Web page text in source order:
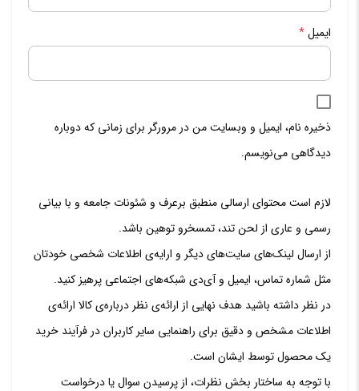
ایمیل*
ذخیره نام، ایمیل و وبسایت من در مرورگر برای زمانی که دوباره
دیدگاهی می‌نویسم.
لازم است محتوای ارسالی منطبق برعرف و شئونات جامعه و با بیانی
رسمی و عاری از لحن تند، تمسخرو توهین باشد.
از ارسال لینک‌های سایت‌های دیگر و ارایه‌ی اطلاعات شخصی خودتان
مثل شماره تماس، ایمیل و آی‌دی شبکه‌های اجتماعی پرهیز کنید.
در نظر داشته باشید هدف نهایی از ارائه‌ی نظر درباره‌ی کالا ارائه‌ی
اطلاعات مشخص و دقیق برای راهنمایی سایر کاربران در فرآیند خرید
یک محصول توسط ایشان است.
با توجه به ساختار بخش نظرات، از پرسیدن سوال یا درخواست